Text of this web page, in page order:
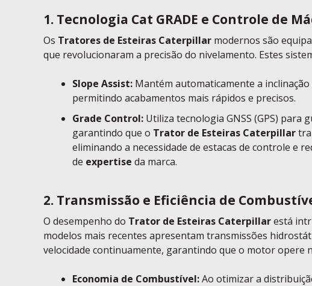
1. Tecnologia Cat GRADE e Controle de
Os Tratores de Esteiras Caterpillar modernos são
que revolucionaram a precisão do nivelamento. Estes
Slope Assist: Mantém automaticamente a
permitindo acabamentos mais rápidos e precisos.
Grade Control: Utiliza tecnologia GNSS (GPS) para
garantindo que o Trator de Esteiras Caterpillar
eliminando a necessidade de estacas de controle e
de expertise da marca.
2. Transmissão e Eficiência de
O desempenho do Trator de Esteiras Caterpillarestá
modelos mais recentes apresentam transmissões
velocidade continuamente, garantindo que o motor opere
Economia de Combustível:Ao otimizar a